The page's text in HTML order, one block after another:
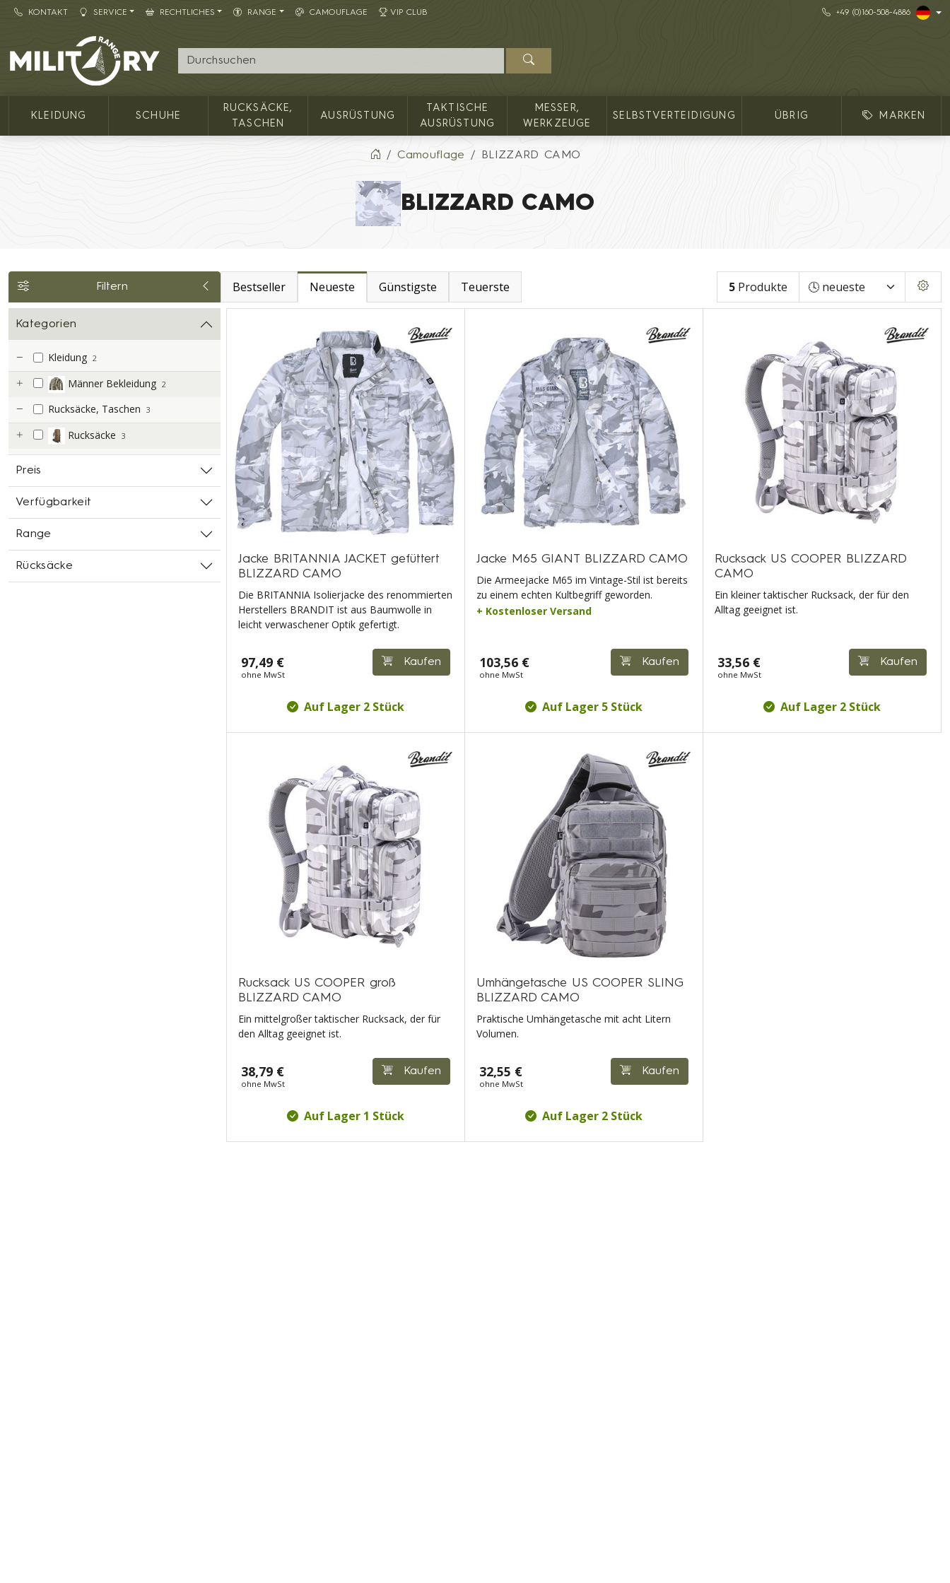
KONTAKT SERVICE RECHTLICHES RANGE CAMOUFLAGE VIP CLUB +49 (0)160-508-4886
Army shop MILITARY RANGE
KLEIDUNG SCHUHE
RUCKSÄCKE,
TASCHEN
AUSRÜSTUNG
TAKTISCHE
AUSRÜSTUNG
MESSER,
WERKZEUGE
SELBSTVERTEIDIGUNG ÜBRIG MARKEN
Camouflage BLIZZARD CAMO
BLIZZARD CAMO
Filtern Bestseller Neueste Günstigste Teuerste 5 Produkte
Kategorien
Kleidung 2
Männer Bekleidung 2
Rucksäcke, Taschen 3
Rucksäcke 3
Preis
Verfügbarkeit
Range
Rücksäcke
Jacke BRITANNIA JACKET gefüttert
BLIZZARD CAMO
Die BRITANNIA Isolierjacke des renommierten
Herstellers BRANDIT ist aus Baumwolle in
leicht verwaschener Optik gefertigt.
97,49 €
ohne MwSt
Kaufen
Auf Lager 2 Stück
Jacke M65 GIANT BLIZZARD CAMO
Die Armeejacke M65 im Vintage-Stil ist bereits
zu einem echten Kultbegriff geworden.
+ Kostenloser Versand
103,56 €
ohne MwSt
Kaufen
Auf Lager 5 Stück
Rucksack US COOPER BLIZZARD
CAMO
Ein kleiner taktischer Rucksack, der für den
Alltag geeignet ist.
33,56 €
ohne MwSt
Kaufen
Auf Lager 2 Stück
Rucksack US COOPER groß
BLIZZARD CAMO
Ein mittelgroßer taktischer Rucksack, der für
den Alltag geeignet ist.
38,79 €
ohne MwSt
Kaufen
Auf Lager 1 Stück
Umhängetasche US COOPER SLING
BLIZZARD CAMO
Praktische Umhängetasche mit acht Litern
Volumen.
32,55 €
ohne MwSt
Kaufen
Auf Lager 2 Stück